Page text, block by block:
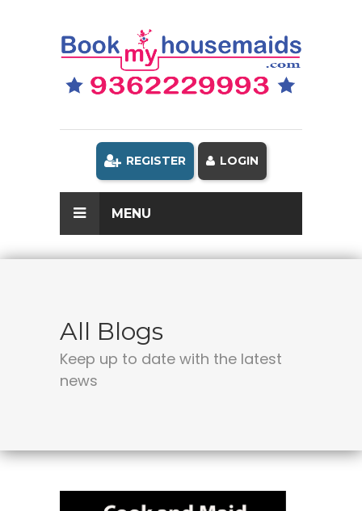
REGISTER LOGIN
MENU
All Blogs
Keep up to date with the latest
news